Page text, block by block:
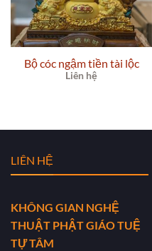
Bộ cóc ngậm tiền tài lộc
Liên hệ
LIÊN HỆ
KHÔNG GIAN NGHỆ
THUẬT PHẬT GIÁO TUỆ
TỰ TÂM